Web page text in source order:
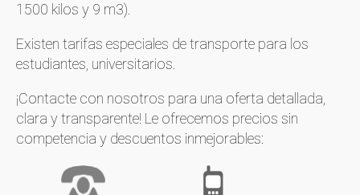
1500 kilos y 9 m3).
Existen tarifas especiales de transporte para los
estudiantes, universitarios.
¡Contacte con nosotros para una oferta detallada,
clara y transparente! Le ofrecemos precios sin
competencia y descuentos inmejorables: